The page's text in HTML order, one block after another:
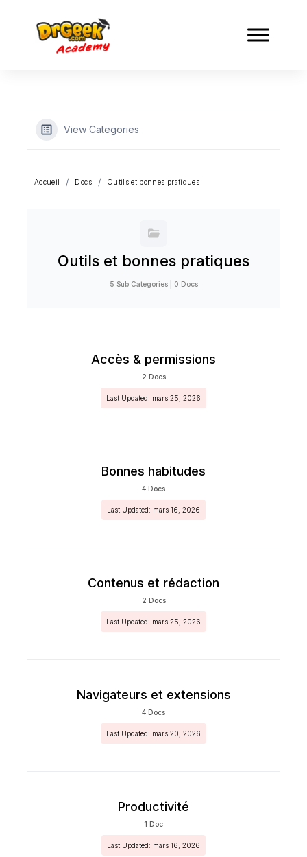
View Categories
Accueil Docs Outils et bonnes pratiques
Outils et bonnes pratiques
5 Sub Categories 0 Docs
Accès & permissions
2 Docs
Last Updated: mars 25, 2026
Bonnes habitudes
4 Docs
Last Updated: mars 16, 2026
Contenus et rédaction
2 Docs
Last Updated: mars 25, 2026
Navigateurs et extensions
4 Docs
Last Updated: mars 20, 2026
Productivité
1 Doc
Last Updated: mars 16, 2026